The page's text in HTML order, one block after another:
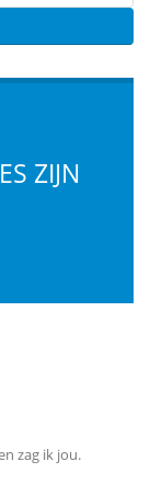
ZIJN
zag ik jou.